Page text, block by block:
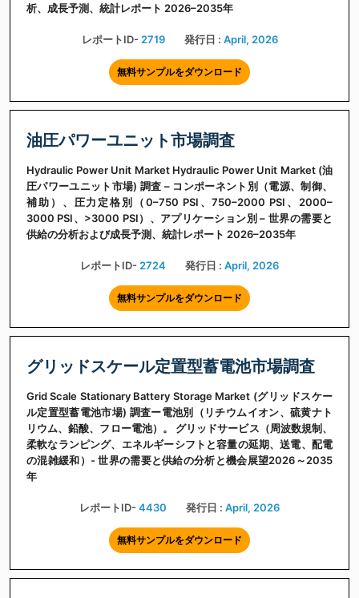
析、成長予測、統計レポート 2026–2035年
レポートID- 2719 発行日 : April, 2026
無料サンプルをダウンロード
油圧パワーユニット市場調査
Hydraulic Power Unit Market Hydraulic Power Unit Market (油
圧パワーユニット市場) 調査 – コンポーネント別（電源、制御、
補助）、圧力定格別（0–750 PSI、750–2000 PSI、2000–
3000 PSI、>3000 PSI）、アプリケーション別 – 世界の需要と
供給の分析および成長予測、統計レポート 2026–2035年
レポートID- 2724 発行日 : April, 2026
無料サンプルをダウンロード
グリッドスケール定置型蓄電池市場調査
Grid Scale Stationary Battery Storage Market (グリッドスケー
ル定置型蓄電池市場) 調査ー電池別（リチウムイオン、硫黄ナト
リウム、鉛酸、フロー電池）。 グリッドサービス（周波数規制、
柔軟なランピング、エネルギーシフトと容量の延期、送電、配電
の混雑緩和）- 世界の需要と供給の分析と機会展望2026～2035
年
レポートID-4430 発行日 : April, 2026
無料サンプルをダウンロード